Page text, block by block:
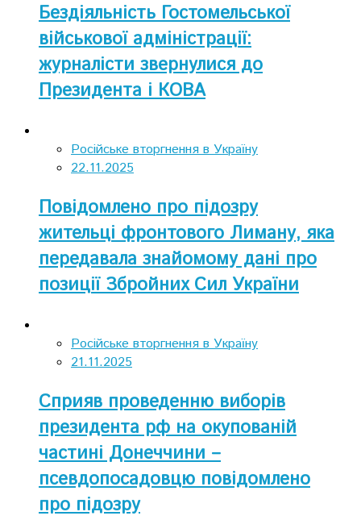
Бездіяльність Гостомельської
військової адміністрації:
журналісти звернулися до
Президента і КОВА
Російське вторгнення в Україну
22.11.2025
Повідомлено про підозру
жительці фронтового Лиману, яка
передавала знайомому дані про
позиції Збройних Сил України
Російське вторгнення в Україну
21.11.2025
Сприяв проведенню виборів
президента рф на окупованій
частині Донеччини –
псевдопосадовцю повідомлено
про підозру